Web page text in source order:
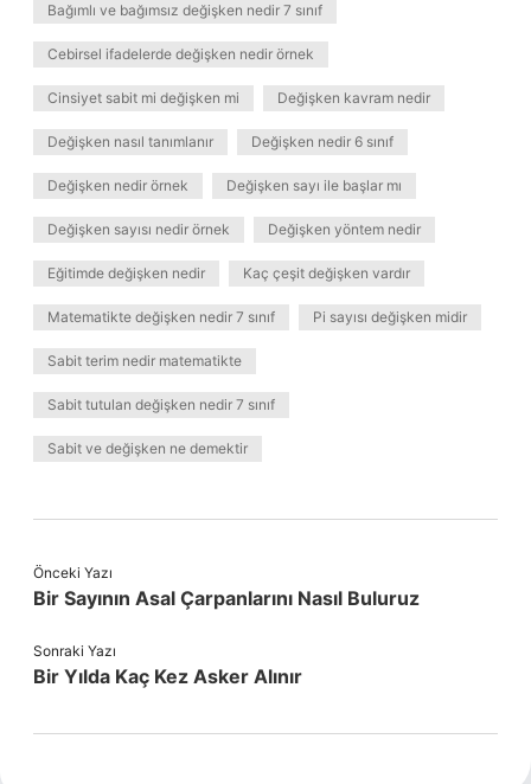
Bağımlı ve bağımsız değişken nedir 7 sınıf
Cebirsel ifadelerde değişken nedir örnek
Cinsiyet sabit mi değişken mi Değişken kavram nedir
Değişken nasıl tanımlanır Değişken nedir 6 sınıf
Değişken nedir örnek Değişken sayı ile başlar mı
Değişken sayısı nedir örnek Değişken yöntem nedir
Eğitimde değişken nedir Kaç çeşit değişken vardır
Matematikte değişken nedir 7 sınıf Pi sayısı değişken midir
Sabit terim nedir matematikte
Sabit tutulan değişken nedir 7 sınıf
Sabit ve değişken ne demektir
Önceki Yazı
Bir Sayının Asal Çarpanlarını Nasıl Buluruz
Sonraki Yazı
Bir Yılda Kaç Kez Asker Alınır